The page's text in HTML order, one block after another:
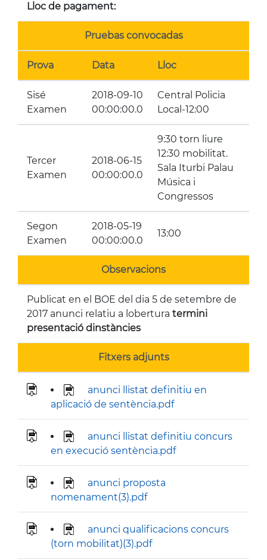
Lloc de pagament:
Pruebas convocadas
Prova Data Lloc
Sisé
Examen
2018-09-10
00:00:00.0
Central Policia
Local-12:00
Tercer
Examen
2018-06-15
00:00:00.0
9:30 torn liure
12:30 mobilitat.
Sala Iturbi Palau
Música i
Congressos
Segon
Examen
2018-05-19
00:00:00.0
13:00
Observacions
Publicat en el BOE del dia 5 de setembre de
2017 anunci relatiu a lobertura termini
presentació dinstàncies
Fitxers adjunts
anunci llistat definitiu en
aplicació de sentència.pdf
anunci llistat definitiu concurs
en execució sentència.pdf
anunci proposta
nomenament(3).pdf
anunci qualificacions concurs
(torn mobilitat)(3).pdf